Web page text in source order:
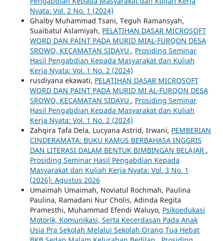
Nyata: Vol. 2 No. 1 (2024)
Ghalby Muhammad Tsani, Teguh Ramansyah,
Suaibatul Aslamiyah, PELATIHAN DASAR MICROSOFT
WORD DAN PAINT PADA MURID MIAL-FURQON DESA
SROWO, KECAMATAN SIDAYU , Prosiding Seminar
Hasil Pengabdian Kepada Masyarakat dan Kuliah
Kerja Nyata: Vol. 1 No. 2 (2024)
rusdiyana ekawati, PELATIHAN DASAR MICROSOFT
WORD DAN PAINT PADA MURID MI AL-FURQON DESA
SROWO, KECAMATAN SIDAYU , Prosiding Seminar
Hasil Pengabdian Kepada Masyarakat dan Kuliah
Kerja Nyata: Vol. 1 No. 2 (2024)
Zahqira Tafa Dela, Lucyana Astrid, Irwani, PEMBERIAN
CINDERAMATA: BUKU KAMUS BERBAHASA INGGRIS
DAN LITERASI DALAM BENTUK BIMBINGAN BELAJAR ,
Prosiding Seminar Hasil Pengabdian Kepada
Masyarakat dan Kuliah Kerja Nyata: Vol. 3 No. 1
(2026): Agustus 2026
Umaimah Umaimah, Noviatul Rochmah, Paulina
Paulina, Ramadani Nur Cholis, Adinda Regita
Pramesthi, Muhammad Efendi Waluyo, Psikoedukasi
Motorik, Komunikasi, Serta Kecerdasan Pada Anak
Usia Pra Sekolah Melalui Sekolah Orang Tua Hebat